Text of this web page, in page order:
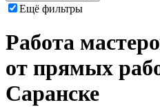
Ещё фильтры
Работа
от прямых
Саранске